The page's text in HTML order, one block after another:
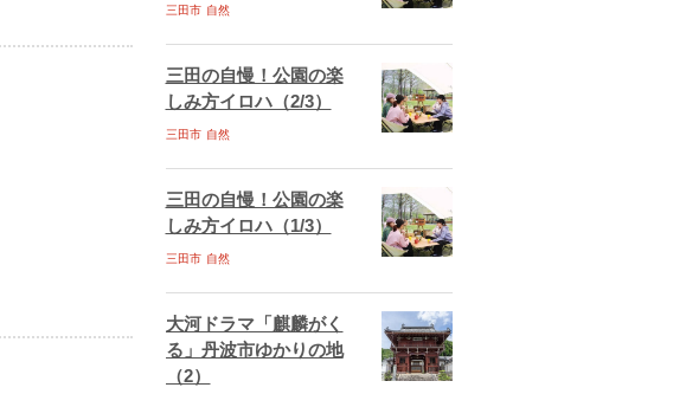
三田市 自然
三田の自慢！公園の楽
しみ方イロハ（2/3）
三田市 自然
三田の自慢！公園の楽
しみ方イロハ（1/3）
三田市 自然
大河ドラマ「麒麟がく
る」丹波市ゆかりの地
（2）